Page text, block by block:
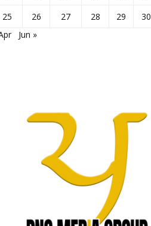
25
26 27 28 29 30
Jun »